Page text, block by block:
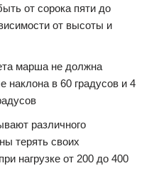
от сорока пяти до
от высоты и
марша не должна
наклона в 60 градусов и 4
различного
терять своих
нагрузке от 200 до 400